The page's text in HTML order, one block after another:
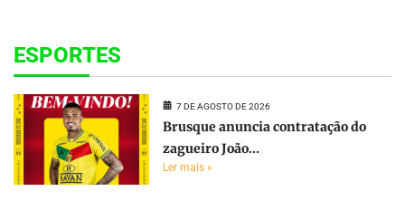
ESPORTES
7 DE AGOSTO DE 2026
Brusque anuncia contratação do
zagueiro João...
Ler mais »